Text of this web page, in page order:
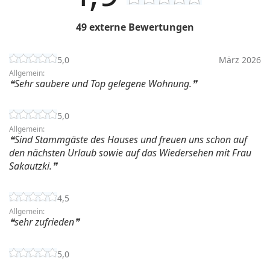
49 externe Bewertungen
5,0 März 2026
Allgemein:
Sehr saubere und Top gelegene Wohnung.
5,0
Allgemein:
Sind Stammgäste des Hauses und freuen uns schon auf
den nächsten Urlaub sowie auf das Wiedersehen mit Frau
Sakautzki.
4,5
Allgemein:
sehr zufrieden
5,0